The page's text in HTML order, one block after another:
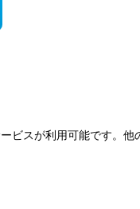
ビスが利用可能です。他